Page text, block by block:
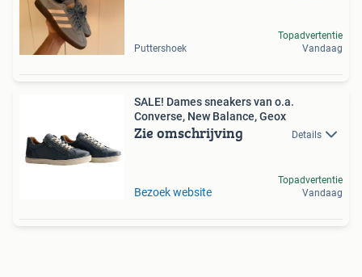
Puttershoek
Topadvertentie
Vandaag
SALE! Dames sneakers van o.a.
Converse, New Balance, Geox
Zie omschrijving Details
Bezoek website
Topadvertentie
Vandaag